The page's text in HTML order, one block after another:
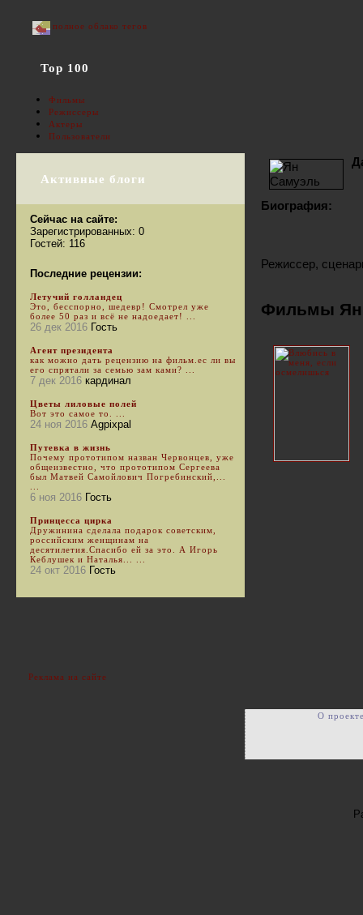
Биография:
Режиссер,
Фильмы Ян
полное облако тегов
Top 100
Фильмы
Режиссеры
Актеры
Пользователи
Активные блоги
Сейчас на сайте:
Зарегистрированных: 0
Гостей: 116
Последние рецензии:
Летучий голландец
Это, бесспорно, шедевр! Смотрел уже
более 50 раз и всё не надоедает! ...
26 дек 2016 Гость
Агент президента
как можно дать рецензию на фильм.ес ли вы
его спрятали за семью зам ками? ...
7 дек 2016 кардинал
Цветы лиловые полей
Вот это самое то. ...
24 ноя 2016 Agpixpal
Путевка в жизнь
Почему прототипом назван Червонцев, уже
общеизвестно, что прототипом Сергеева
был Матвей Самойлович Погребинский,...
6 ноя 2016 Гость
Принцесса цирка
Дружинина сделала подарок советским,
российским женщинам на
десятилетия.Спасибо ей за это. А Игорь
Кеблушек и Наталья... ...
24 окт 2016 Гость
Реклама на сайте
О